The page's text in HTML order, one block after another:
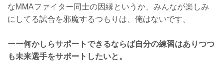
なMMAファイター同士の因縁というか、みんなが楽しみ
にしてる試合を邪魔するつもりは、俺はないです。
ーー何かしらサポートできるならば自分の練習はありつつ
も未来選手をサポートしたいと。